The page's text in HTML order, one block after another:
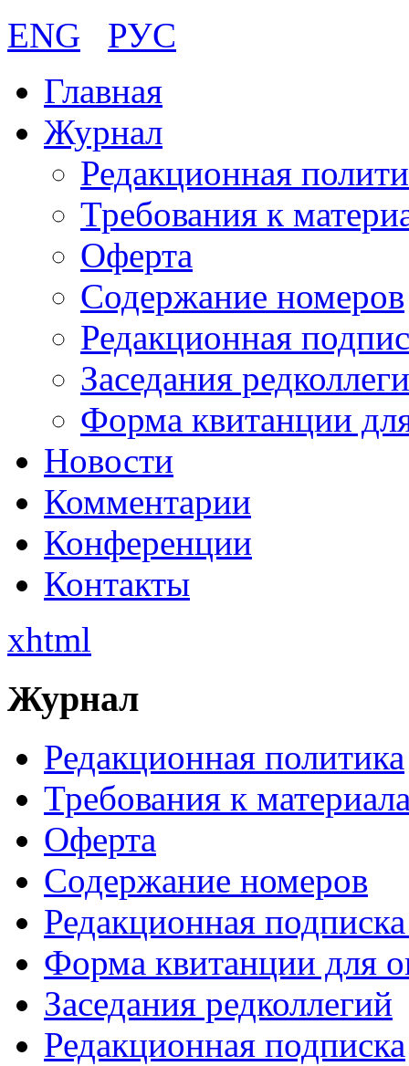
ENG
РУС
Главная
Журнал
Редакционная
Требования к
Оферта
Содержание номеров
Редакционная
Заседания
Форма квитанции
Новости
Комментарии
Конференции
Контакты
xhtml
Журнал
Редакционная политика
Требования к
Оферта
Содержание номеров
Редакционная
Форма квитанции для
Заседания редколлегий
Редакционная подписка